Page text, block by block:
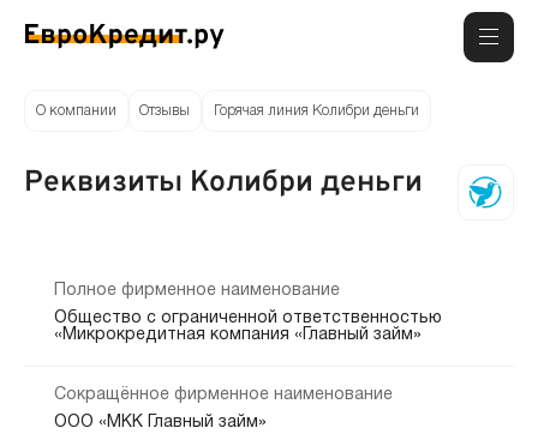
О компании Отзывы Горячая линия Колибри деньги
Реквизиты Колибри деньги
Полное фирменное наименование
Общество с ограниченной ответственностью
«Микрокредитная компания «Главный займ»
Сокращённое фирменное наименование
ООО «МКК Главный займ»